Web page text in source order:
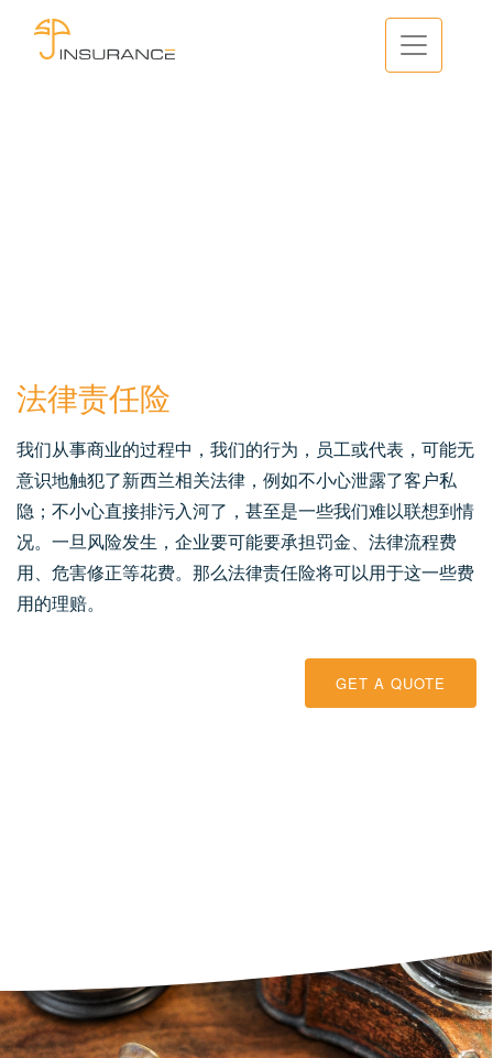
法律责任险
我们从事商业的过程中，我们的行为，员工或代表，可能无
意识地触犯了新西兰相关法律，例如不小心泄露了客户私
隐；不小心直接排污入河了，甚至是一些我们难以联想到情
况。一旦风险发生，企业要可能要承担罚金、法律流程费
用、危害修正等花费。那么法律责任险将可以用于这一些费
用的理赔。
GET A QUOTE